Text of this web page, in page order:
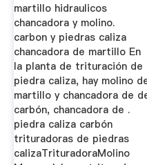
martillo hidraulicos
chancadora y molino.
carbon y piedras caliza
chancadora de martillo En
la planta de trituración de
piedra caliza, hay molino
martillo y chancadora de
carbón, chancadora de .
piedra caliza carbón
trituradoras de piedras
calizaTrituradoraMolino